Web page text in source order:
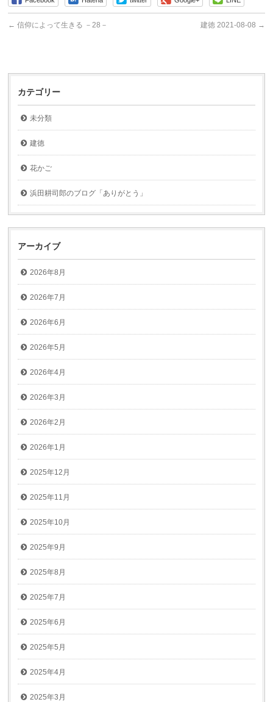
← 信仰によって生きる －28－ 建徳 2021-08-08 →
カテゴリー
未分類
建徳
花かご
浜田耕司郎のブログ「ありがとう」
アーカイブ
2026年8月
2026年7月
2026年6月
2026年5月
2026年4月
2026年3月
2026年2月
2026年1月
2025年12月
2025年11月
2025年10月
2025年9月
2025年8月
2025年7月
2025年6月
2025年5月
2025年4月
2025年3月